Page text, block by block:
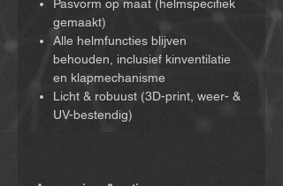
Pasvorm op maat (helmspecifiek
gemaakt)
Alle helmfuncties blijven
behouden, inclusief kinventilatie
en klapmechanisme
Licht & robuust (3D-print, weer- &
UV-bestendig)